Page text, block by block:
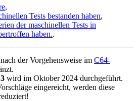
,
Tests bestanden haben,
der maschinellen Tests in
haben..
der Vorgehensweise im C64-
wird im Oktober 2024 durchgeführt.
eingereicht, werden diese